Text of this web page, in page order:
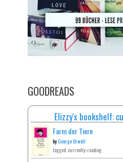
GOODREADS
Elizzy's bookshelf:
Farm der Tiere
byGeorge Orwell
tagged: currently-reading